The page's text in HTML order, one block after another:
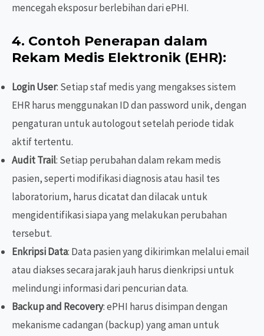
mencegah eksposur berlebihan dari ePHI.
4. Contoh Penerapan dalam
Rekam Medis Elektronik (EHR):
Login User: Setiap staf medis yang mengakses sistem
EHR harus menggunakan ID dan password unik, dengan
pengaturan untuk autologout setelah periode tidak
aktif tertentu.
Audit Trail: Setiap perubahan dalam rekam medis
pasien, seperti modifikasi diagnosis atau hasil tes
laboratorium, harus dicatat dan dilacak untuk
mengidentifikasi siapa yang melakukan perubahan
tersebut.
Enkripsi Data: Data pasien yang dikirimkan melalui email
atau diakses secara jarak jauh harus dienkripsi untuk
melindungi informasi dari pencurian data.
Backup and Recovery: ePHI harus disimpan dengan
mekanisme cadangan (backup) yang aman untuk